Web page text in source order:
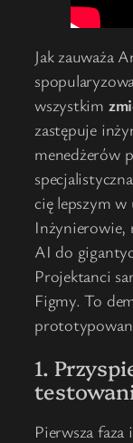
Jak zauważa
wszystkim
zastępuje
menedżerów
cię lepszym
Inżynierowie,
AI do
Projektanci
Figmy. To
1.
Pierwsza